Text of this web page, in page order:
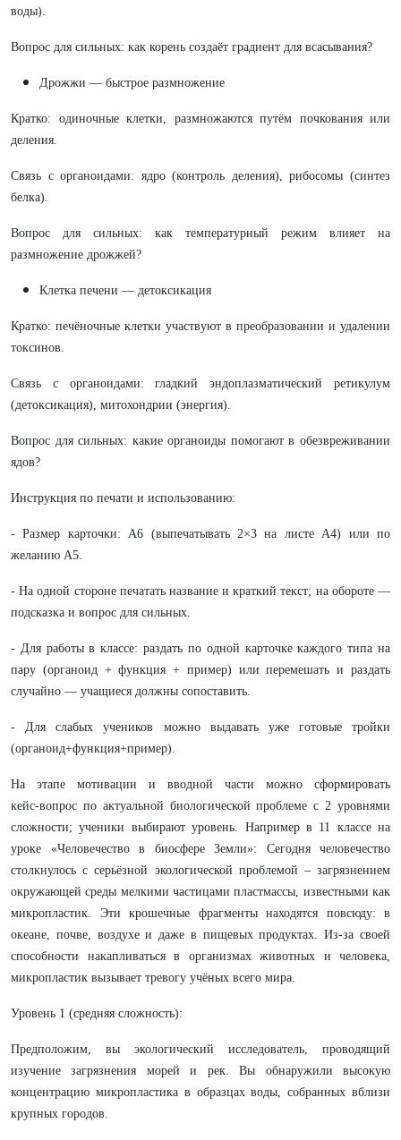
воды).
Вопрос для сильных: как корень создаёт градиент для всасывания?
Дрожжи — быстрое размножение
Кратко: одиночные клетки, размножаются путём почкования или
деления.
Связь с органоидами: ядро (контроль деления), рибосомы (синтез
белка).
Вопрос для сильных: как температурный режим влияет на
размножение дрожжей?
Клетка печени — детоксикация
Кратко: печёночные клетки участвуют в преобразовании и удалении
токсинов.
Связь с органоидами: гладкий эндоплазматический ретикулум
(детоксикация), митохондрии (энергия).
Вопрос для сильных: какие органоиды помогают в обезвреживании
ядов?
Инструкция по печати и использованию:
- Размер карточки: A6 (выпечатывать 2×3 на листе A4) или по
желанию A5.
- На одной стороне печатать название и краткий текст; на обороте —
подсказка и вопрос для сильных.
- Для работы в классе: раздать по одной карточке каждого типа на
пару (органоид + функция + пример) или перемешать и раздать
случайно — учащиеся должны сопоставить.
- Для слабых учеников можно выдавать уже готовые тройки
(органоид+функция+пример).
На этапе мотивации и вводной части можно сформировать
кейс‑вопрос по актуальной биологической проблеме с 2 уровнями
сложности; ученики выбирают уровень. Например в 11 классе на
уроке «Человечество в биосфере Земли»: Сегодня человечество
столкнулось с серьёзной экологической проблемой – загрязнением
окружающей среды мелкими частицами пластмассы, известными как
микропластик. Эти крошечные фрагменты находятся повсюду: в
океане, почве, воздухе и даже в пищевых продуктах. Из-за своей
способности накапливаться в организмах животных и человека,
микропластик вызывает тревогу учёных всего мира.
Уровень 1 (средняя сложность):
Предположим, вы экологический исследователь, проводящий
изучение загрязнения морей и рек. Вы обнаружили высокую
концентрацию микропластика в образцах воды, собранных вблизи
крупных городов.